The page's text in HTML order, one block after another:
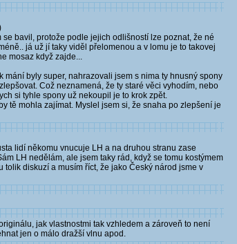
bavil, protože podle jejich odlišností lze poznat, že né
já už jí taky viděl přelomenou a v lomu je to takovej
mosaz když zajde...
byly super, nahrazovali jsem s nima ty hnusný spony
Což neznamená, že ty staré věci vyhodím, nebo
si tyhle spony už nekoupil je to krok zpět.
tě mohla zajímat. Myslel jsem si, že snaha po zlepšení je
lidí někomu vnucuje LH a na druhou stranu zase
LH nedělám, ale jsem taky rád, když se tomu kostýmem
diskuzí a musím říct, že jako Český národ jsme v
jak vlastnostmi tak vzhledem a zároveň to není
jen o málo dražší vlnu apod.